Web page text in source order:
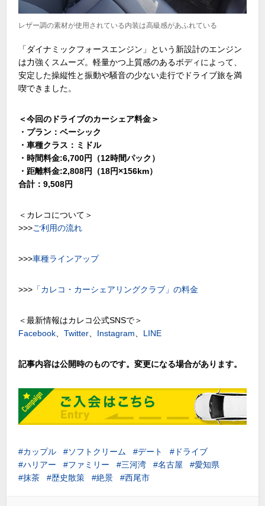
レザー調の素材が使用されている内装は高級感があふれている
「ダイナミックフォースエンジン」という新設計のエンジン
は力強くスムーズ。軽量かつ上質感のあるボディによって、
安定した操縦性と振動や騒音の少ない走行でドライブ旅を満
喫できました。
＜今回のドライブのカーシェア料金＞
・プラン：ベーシック
・車種クラス：ミドル
・時間料金:6,700円（12時間パック）
・距離料金:2,808円（18円×156km）
合計：9,508円
＜カレコについて＞
>>>ご利用の流れ
>>>車種ラインアップ
>>> 「カレコ・カーシェアリングクラブ」の料金
＜最新情報はカレコ公式SNSで＞
Facebook 、Twitter Instagram LINE
記事内容は公開時のものです。変更になる場合があります。
カップル ソフトクリーム デート
ドライブ
ハリアー
ファミリー 三河湾 名古屋
愛知県
抹茶
歴史散策 絶景 西尾市